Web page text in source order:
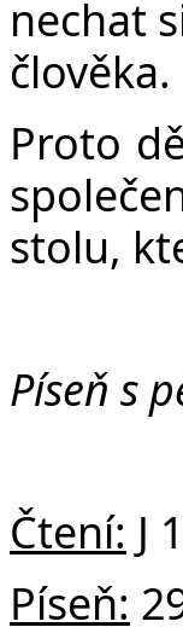
nechat
člověka.
Proto
stolu,
Píseň s
Čtení: J
Píseň: